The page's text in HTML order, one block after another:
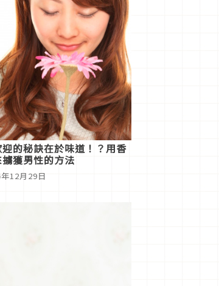
的秘訣在於味道！？用香
獲男性的方法
12月29日